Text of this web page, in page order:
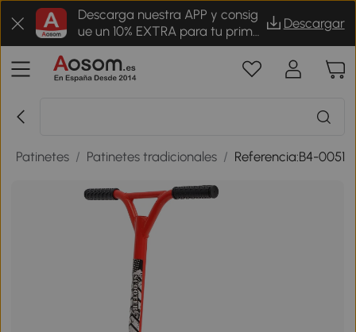
Descarga nuestra APP y consig
ue un 10% EXTRA para tu prime
r pedido
Descargar
Patinetes / Patinetes tradicionales / Referencia:B4-0051